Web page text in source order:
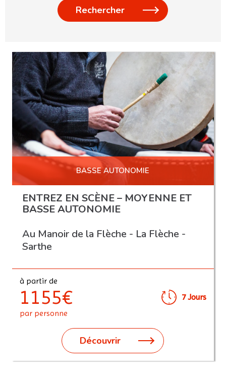
BASSE AUTONOMIE
ENTREZ EN SCÈNE – MOYENNE ET
BASSE AUTONOMIE
Au Manoir de la Flèche - La Flèche -
Sarthe
à partir de
1155€
par personne
7 Jours
Découvrir